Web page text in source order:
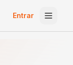
Entrar